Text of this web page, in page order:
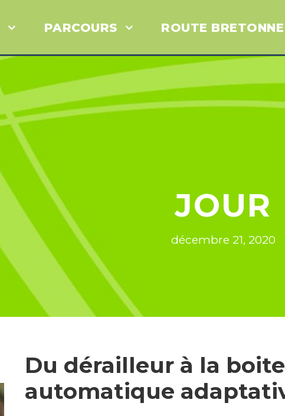
PARCOURS ROUTE BRETONNE
JOUR
décembre 21, 2020
Du dérailleur à la boite
automatique